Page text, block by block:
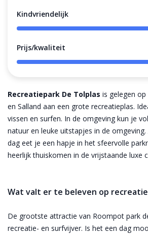
Recreatiepark De Tolplas is gelegen
en Salland aan een grote recreatieplas.
vissen en surfen. In de omgeving kun je
natuur en leuke uitstapjes in de
dag eet je een hapje in het sfeervolle
heerlijk thuiskomen in de vrijstaande luxe
Wat valt er te beleven op
De grootste attractie van Roompot park
recreatie- en surfvijver. Is het een dag
Kindvriendelijk
Prijs/kwaliteit